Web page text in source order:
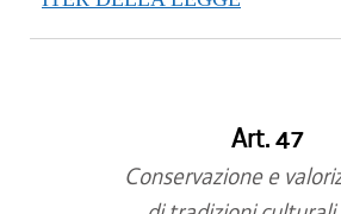
Art. 47
Conservazione e